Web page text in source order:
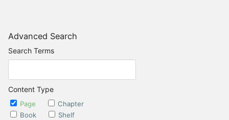
Advanced Search
Search Terms
Content Type
Page
Chapter
Book
Shelf